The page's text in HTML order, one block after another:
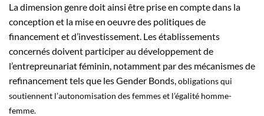
La dimension genre doit ainsi être prise en compte dans la
conception et la mise en oeuvre des politiques de
financement et d’investissement. Les établissements
concernés doivent participer au développement de
l’entrepreunariat féminin, notamment par des mécanismes de
refinancement tels que les Gender Bonds,obligations qui
soutiennent l’autonomisation des femmes et l’égalité homme-
femme.